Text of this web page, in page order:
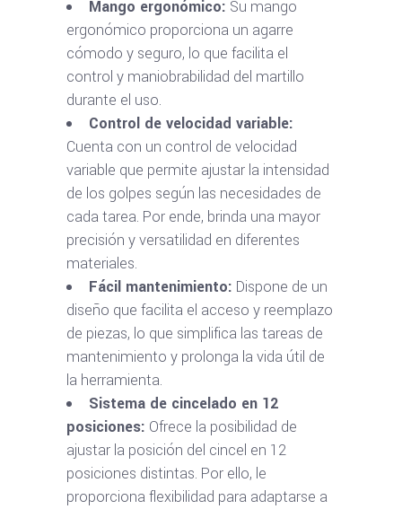
Mango ergonómico: Su mango
ergonómico proporciona un agarre
cómodo y seguro, lo que facilita el
control y maniobrabilidad del martillo
durante el uso.
Control de velocidad variable:
Cuenta con un control de velocidad
variable que permite ajustar la intensidad
de los golpes según las necesidades de
cada tarea. Por ende, brinda una mayor
precisión y versatilidad en diferentes
materiales.
Fácil mantenimiento: Dispone de un
diseño que facilita el acceso y reemplazo
de piezas, lo que simplifica las tareas de
mantenimiento y prolonga la vida útil de
la herramienta.
Sistema de cincelado en 12
posiciones: Ofrece la posibilidad de
ajustar la posición del cincel en 12
posiciones distintas. Por ello, le
proporciona flexibilidad para adaptarse a